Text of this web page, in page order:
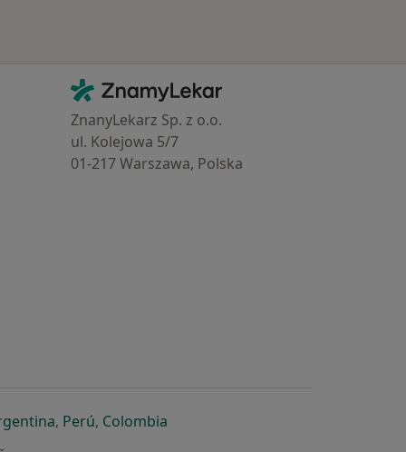
Kontakt
ZnamyLekar - Hlavní stránka
ZnanyLekarz Sp. z o.o.
ul. Kolejowa 5/7
01-217 Warszawa, Polska
záložce
nové záložce
v nové záložce
se otevře v nové záložce
, Perúse otevře v nové záložce
, Colombiase otevře v nové záložce